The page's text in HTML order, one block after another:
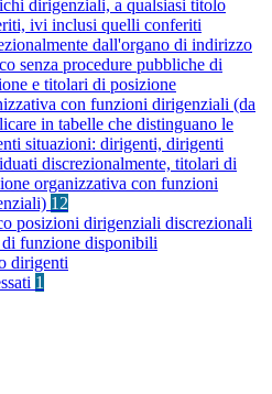
dirigenziali, a qualsiasi titolo
ivi inclusi quelli conferiti
dall'organo di indirizzo
senza procedure pubbliche di
e titolari di posizione
con funzioni dirigenziali (da
in tabelle che distinguano le
situazioni: dirigenti, dirigenti
discrezionalmente, titolari di
organizzativa con funzioni
12
posizioni dirigenziali discrezionali
di funzione disponibili
dirigenti
1